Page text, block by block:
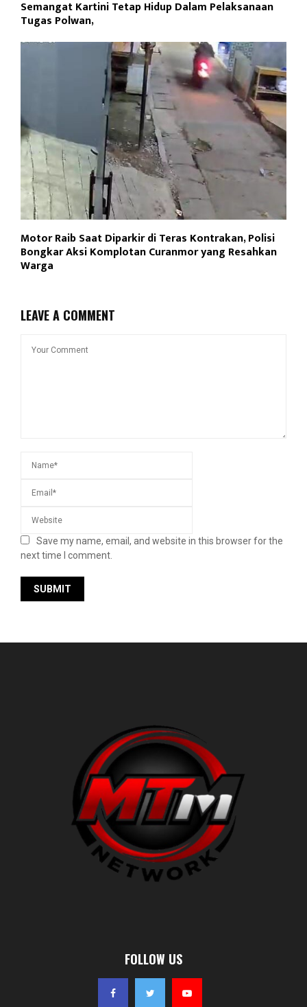
Semangat Kartini Tetap Hidup Dalam Pelaksanaan
Tugas Polwan,
Motor Raib Saat Diparkir di Teras Kontrakan, Polisi
Bongkar Aksi Komplotan Curanmor yang Resahkan
Warga
LEAVE A COMMENT
Save my name, email, and website in this browser for the
next time I comment.
FOLLOW US